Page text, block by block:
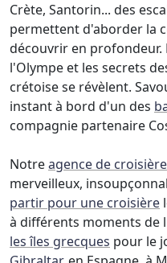
Crète, Santorin... des
permettent d'aborder la
découvrir en profondeur.
l'Olympe et les secrets
crétoise se révèlent.
instant à bord d'un des
compagnie partenaire
Notreagence de croisière
merveilleux,
partir pour une croisière
à différents moments de
les îles grecques pour le